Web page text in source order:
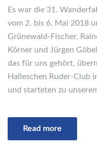
Es war die 31.
vom 2. bis 6. Mai 2018
Grünewald-Fischer,
Körner und Jürgen
das für uns gehört,
Halleschen Ruder-Club
und starteten zu
Read more